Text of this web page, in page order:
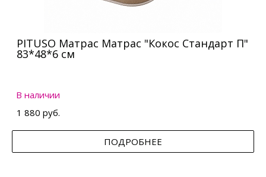
PITUSO Матрас Матрас "Кокос Стандарт П"
83*48*6 см
В наличии
1 880 руб.
ПОДРОБНЕЕ